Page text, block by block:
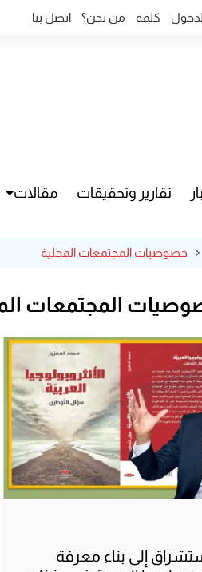
كلمة من نحن؟ اتصل بنا
تقارير وتحقيقات مقالات
خصوصيات المجتمعات المحلية
المجتمعات
إلى بناء معرفة